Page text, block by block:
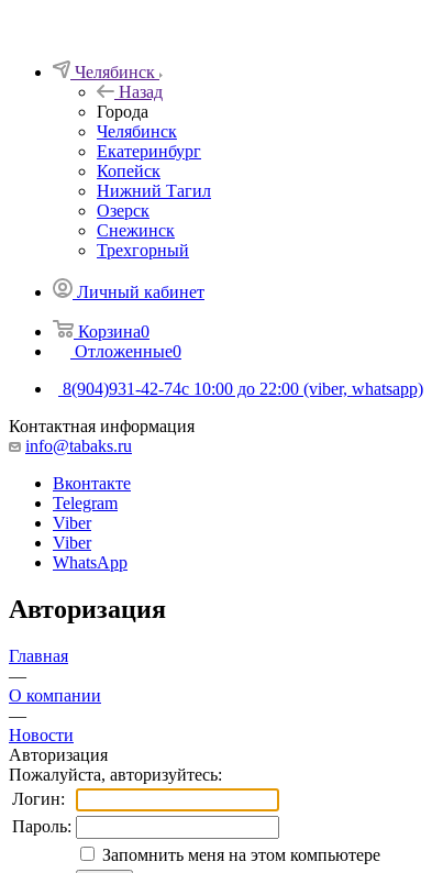
Челябинск
Назад
Города
Челябинск
Екатеринбург
Копейск
Нижний Тагил
Озерск
Снежинск
Трехгорный
Личный кабинет
Корзина0
Отложенные0
8(904)931-42-74с 10:00 до 22:00 (viber, whatsapp)
Контактная информация
info@tabaks.ru
Вконтакте
Telegram
Viber
Viber
WhatsApp
Авторизация
Главная
—
О компании
—
Новости
Авторизация
Пожалуйста, авторизуйтесь:
Логин:
Пароль:
Запомнить меня на этом компьютере